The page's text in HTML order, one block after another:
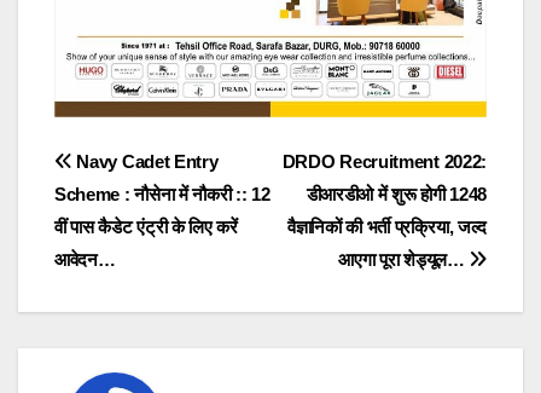
Post
navigation
DRDO Recruitment 2022:
डीआरडीओ में शुरू होगी 1248
वैज्ञानिकों की भर्ती प्रक्रिया, जल्द
आएगा पूरा शेड्यूल…
Navy Cadet Entry
Scheme : नौसेना में नौकरी :: 12
वीं पास कैडेट एंट्री के लिए करें
आवेदन…